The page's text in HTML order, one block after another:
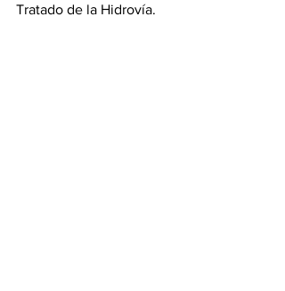
Tratado de la Hidrovía.